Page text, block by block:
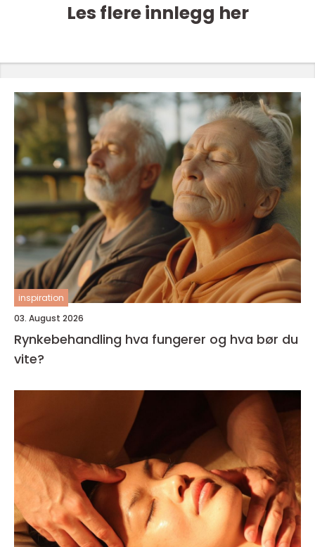
Les flere innlegg her
inspiration
03. August 2026
Rynkebehandling hva fungerer og hva bør du
vite?